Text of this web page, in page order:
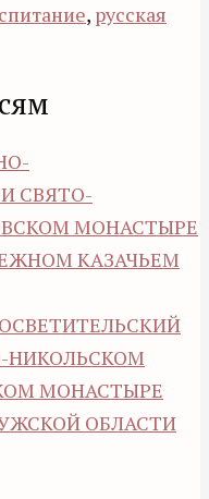
, русская
СВЯТО-
МОНАСТЫРЕ
КАЗАЧЬЕМ
НИКОЛЬСКОМ
МОНАСТЫРЕ
ОБЛАСТИ